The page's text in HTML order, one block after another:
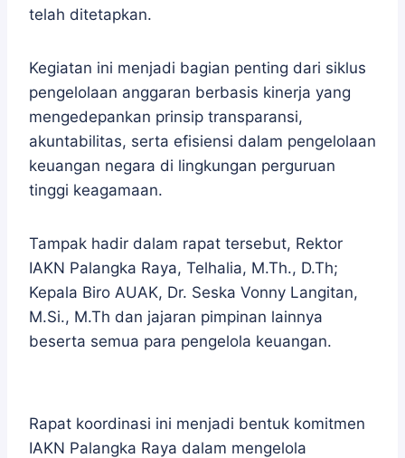
telah ditetapkan.
Kegiatan ini menjadi bagian penting dari siklus
pengelolaan anggaran berbasis kinerja yang
mengedepankan prinsip transparansi,
akuntabilitas, serta efisiensi dalam pengelolaan
keuangan negara di lingkungan perguruan
tinggi keagamaan.
Tampak hadir dalam rapat tersebut, Rektor
IAKN Palangka Raya, Telhalia, M.Th., D.Th;
Kepala Biro AUAK, Dr. Seska Vonny Langitan,
M.Si., M.Th dan jajaran pimpinan lainnya
beserta semua para pengelola keuangan.
Rapat koordinasi ini menjadi bentuk komitmen
IAKN Palangka Raya dalam mengelola